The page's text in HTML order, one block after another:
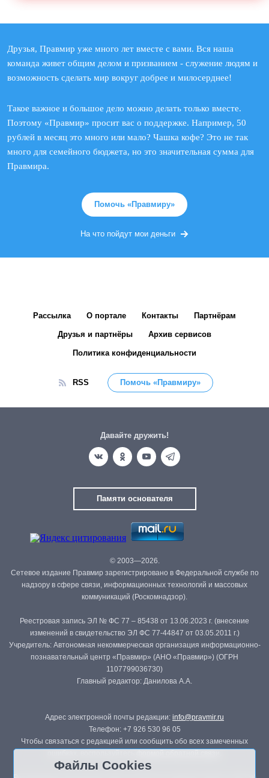
Друзья, Правмир уже много лет вместе с вами. Вся наша
команда живет общим делом и призванием - служение людям и
возможность сделать мир вокруг добрее и милосерднее!
Такое важное и большое дело можно делать только вместе.
Поэтому «Правмир» просит вас о поддержке. Например, 50
рублей в месяц это много или мало? Чашка кофе? Это не так
много для семейного бюджета, но это значительная сумма для
Правмира.
Помочь «Правмиру»
На что пойдут мои деньги
Рассылка О портале Контакты Партнёрам
Друзья и партнёры Архив сервисов
Политика конфиденциальности
RSS Помочь «Правмиру»
Давайте дружить!
Памяти основателя
© 2003—2026.
Сетевое издание Правмир зарегистрировано в Федеральной службе по
надзору в сфере связи, информационных технологий и массовых
коммуникаций (Роскомнадзор).
Реестровая запись ЭЛ № ФС 77 – 85438 от 13.06.2023 г. (внесение
изменений в свидетельство ЭЛ ФС 77-44847 от 03.05.2011 г.)
Учредитель: Автономная некоммерческая организация информационно-
познавательный центр «Правмир» (АНО «Правмир») (ОГРН
1107799036730)
Главный редактор: Данилова А.А.
Адрес электронной почты редакции: info@pravmir.ru
Телефон: +7 926 530 96 05
Чтобы связаться с редакцией или сообщить обо всех замеченных
Файлы Cookies